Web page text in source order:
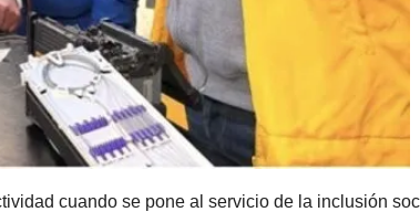
cuando se pone al servicio de la inclusión